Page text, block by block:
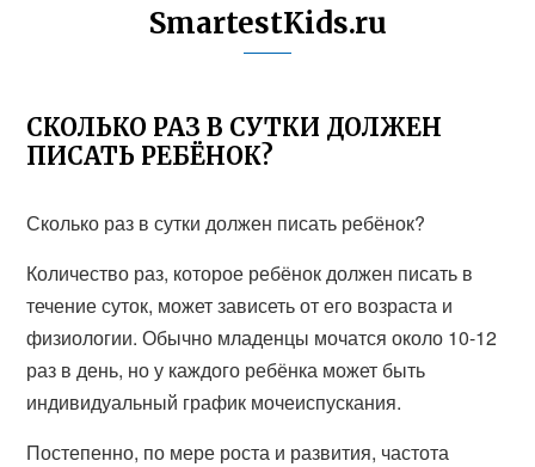
SmartestKids.ru
СКОЛЬКО РАЗ В СУТКИ ДОЛЖЕН
ПИСАТЬ РЕБЁНОК?
Сколько раз в сутки должен писать ребёнок?
Количество раз, которое ребёнок должен писать в
течение суток, может зависеть от его возраста и
физиологии. Обычно младенцы мочатся около 10-12
раз в день, но у каждого ребёнка может быть
индивидуальный график мочеиспускания.
Постепенно, по мере роста и развития, частота